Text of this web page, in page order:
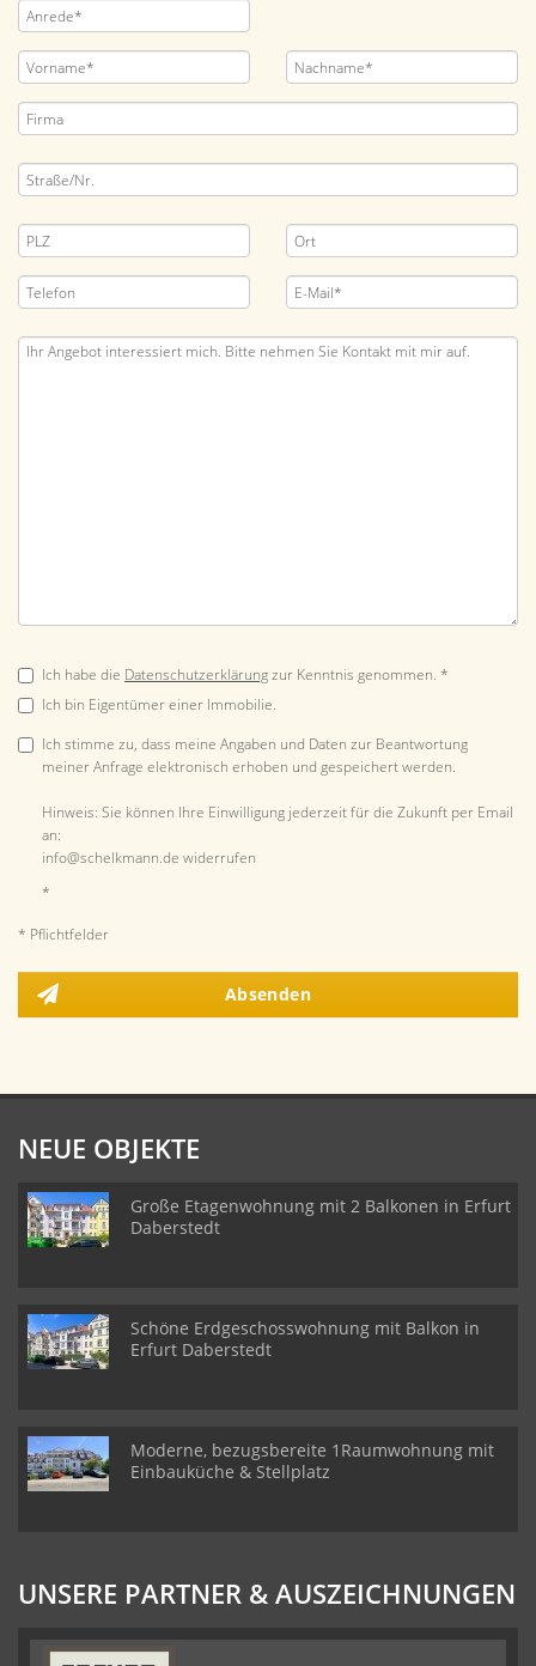
Ich habe die Datenschutzerklärungzur Kenntnis genommen. *
Ich bin Eigentümer einer Immobilie.
Ich stimme zu, dass meine Angaben und Daten zur Beantwortung
meiner Anfrage elektronisch erhoben und gespeichert werden.
Hinweis: Sie können Ihre Einwilligung jederzeit für die Zukunft per Email
an:
info@schelkmann.de widerrufen
*
* Pflichtfelder
Absenden
NEUE OBJEKTE
Große Etagenwohnung mit 2 Balkonen in Erfurt
Daberstedt
Schöne Erdgeschosswohnung mit Balkon in
Erfurt Daberstedt
Moderne, bezugsbereite 1Raumwohnung mit
Einbauküche & Stellplatz
UNSERE PARTNER & AUSZEICHNUNGEN